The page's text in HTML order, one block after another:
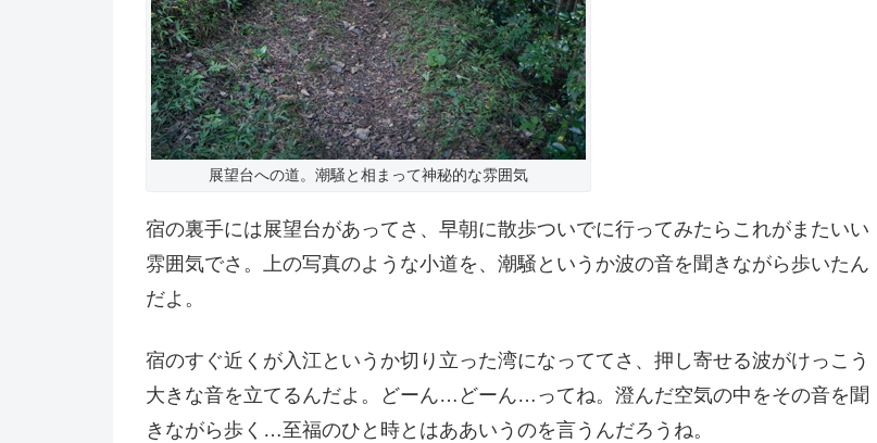
展望台への道。潮騒と相まって神秘的な雰囲気
宿の裏手には展望台があってさ、早朝に散歩ついでに行ってみたらこれがまたいい
雰囲気でさ。上の写真のような小道を、潮騒というか波の音を聞きながら歩いたん
だよ。
宿のすぐ近くが入江というか切り立った湾になっててさ、押し寄せる波がけっこう
大きな音を立てるんだよ。どーん…どーん…ってね。澄んだ空気の中をその音を聞
きながら歩く…至福のひと時とはああいうのを言うんだろうね。